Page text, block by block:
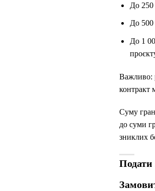
До 250
До 500
До 1
Важливо:
контракт
Суму
до суми
зниклих
Подати